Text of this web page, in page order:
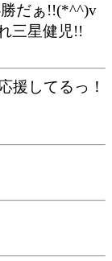
だぁ!!(*^^)v
三星健児!!
援してるっ！